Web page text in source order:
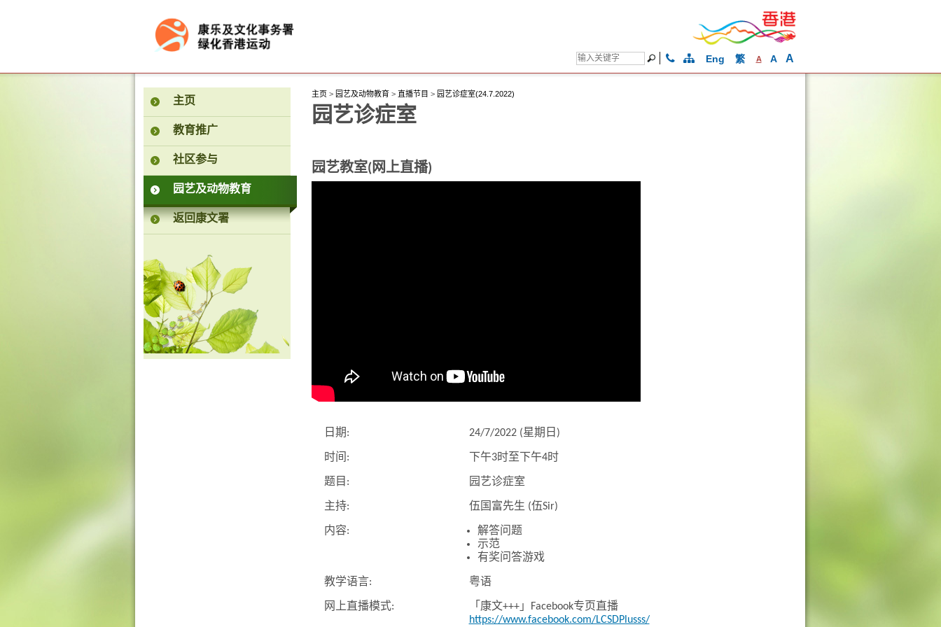
Eng 繁 A A A
按“Tab”进入菜单
主页
教育推广
社区参与
园艺及动物教育
返回康文署
主页> 园艺及动物教育> 直播节目 > 园艺诊症室(24.7.2022)
园艺诊症室
园艺教室(网上直播)
日期: 24/7/2022 (星期日)
时间: 下午3时至下午4时
题目: 园艺诊症室
主持: 伍国富先生 (伍Sir)
内容:
解答问题
示范
有奖问答游戏
教学语言: 粤语
网上直播模式:
「康文+++」Facebook专页直播
https://www.facebook.com/LCSDPlusss/